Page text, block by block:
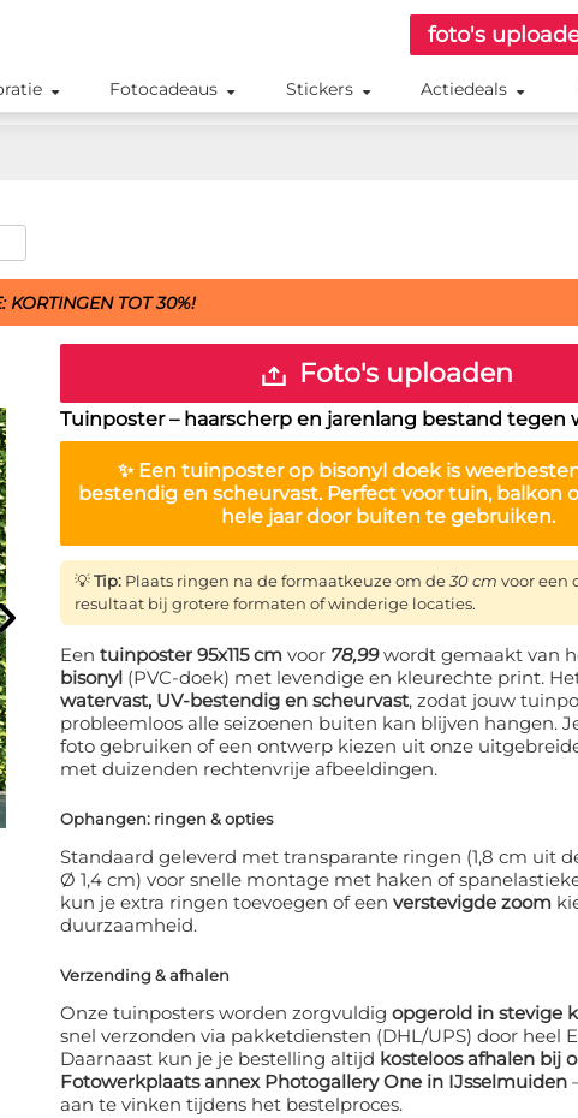
foto's
Fotocadeaus Stickers Actiedeals
KORTINGEN TOT 30%!
Foto's uploaden
Tuinposter – haarscherp en jarenlang bestand tegen
✨ Een tuinposterop bisonyl doek is
bestendig en scheurvast. Perfect voor tuin, balkon
hele jaar door buiten te gebruiken.
💡Tip: Plaats ringen na de formaatkeuze om de30 cm voor een
resultaat bij grotere formaten of winderige locaties.
Een tuinposter 95x115 cm voor 78,99wordt gemaakt van
bisonyl (PVC-doek) met levendige en kleurechte print.
watervast, UV-bestendig en scheurvast, zodat jouw
probleemloos alle seizoenen buiten kan blijven hangen.
foto gebruiken of een ontwerp kiezen uit onze
met duizenden rechtenvrije afbeeldingen.
Ophangen: ringen & opties
Standaard geleverd met transparante ringen (1,8 cm uit
Ø 1,4 cm) voor snelle montage met haken of
kun je extra ringen toevoegen of een verstevigde zoom
duurzaamheid.
Verzending & afhalen
Onze tuinposters worden zorgvuldig opgerold in stevige
snel verzonden via pakketdiensten (DHL/UPS) door heel
Daarnaast kun je je bestelling altijd kosteloos afhalen bij
Fotowerkplaats annex Photogallery One in IJsselmuiden
aan te vinken tijdens het bestelproces.